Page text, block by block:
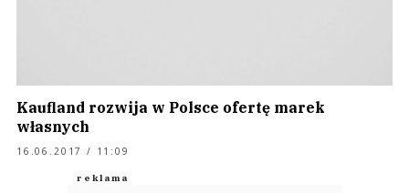
Kaufland rozwija w Polsce ofertę marek
własnych
16.06.2017 / 11:09